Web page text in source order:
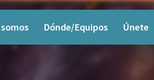
Dónde/Equipos Únete